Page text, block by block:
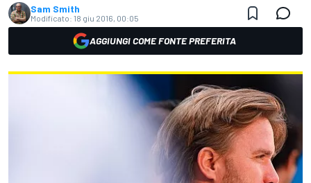
Sam Smith
Modificato: 18 giu 2016, 00:05
AGGIUNGI COME FONTE PREFERITA